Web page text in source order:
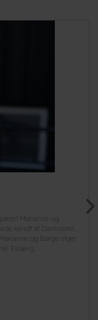
Marianne og
kendt af Danhostel,
og Børge siger
Esbjerg.